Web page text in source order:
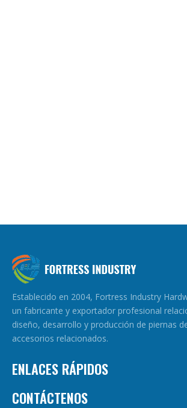
Establecido en 2004, Fortress Industry
un fabricante y exportador profesional
diseño, desarrollo y producción de piernas
accesorios relacionados.
ENLACES RÁPIDOS
CONTÁCTENOS